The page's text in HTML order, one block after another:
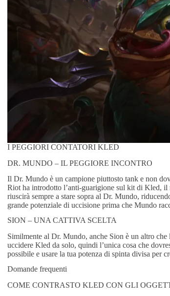
I PEGGIORI CONTATORI KLED
DR. MUNDO – IL PEGGIORE INCONTRO
Il Dr. Mundo è un campione piuttosto tank e non
Riot ha introdotto l’anti-guarigione sul kit di Kled, il
riuscirà sempre a stare sopra al Dr. Mundo,
grande potenziale di uccisione prima che Mundo
SION – UNA CATTIVA SCELTA
Similmente al Dr. Mundo, anche Sion è un altro
uccidere Kled da solo, quindi l’unica cosa che
possibile e usare la tua potenza di spinta divisa per
Domande frequenti
COME CONTRASTO KLED CON GLI